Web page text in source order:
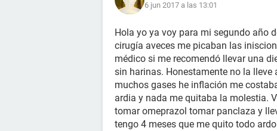
6 jun 2017 a las 13:01
Hola yo ya voy para mi segundo año
cirugía aveces me picaban las
médico si me recomendó llevar una
sin harinas. Honestamente no la
muchos gases he inflación me
ardia y nada me quitaba la molestia.
tomar omeprazol tomar panclaza y
tengo 4 meses que me quito todo